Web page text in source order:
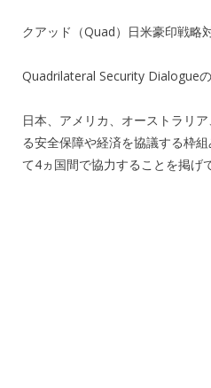
クアッド（Quad）日米豪印戦略
Quadrilateral Security Dialogueの
日本、アメリカ、オーストラリ
る安全保障や経済を協議する枠
て4ヵ国間で協力することを掲げ